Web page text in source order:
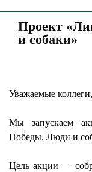
Проект
и собаки»
Уважаемые
Мы запускаем
Победы. Люди и
Цель акции —